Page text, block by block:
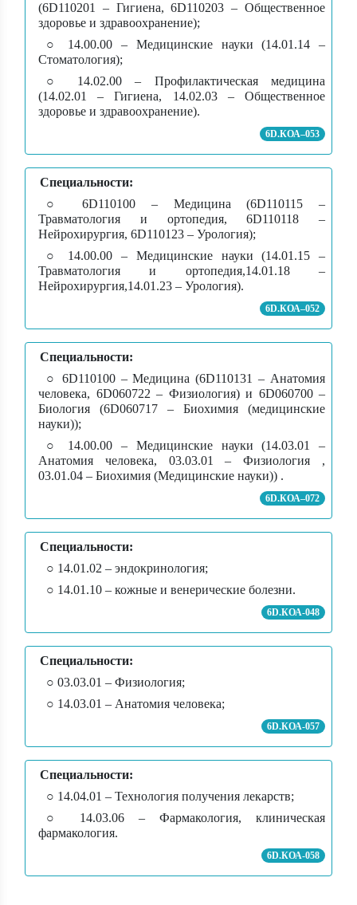
(6D110201 – Гигиена, 6D110203 – Общественное
здоровье и здравоохранение);
○ 14.00.00 – Медицинские науки (14.01.14 –
Стоматология);
○ 14.02.00 – Профилактическая медицина
(14.02.01 – Гигиена, 14.02.03 – Общественное
здоровье и здравоохранение).
6D.КОА–053
Специальности:
○ 6D110100 – Медицина (6D110115 –
Травматология и ортопедия, 6D110118 –
Нейрохирургия, 6D110123 – Урология);
○ 14.00.00 – Медицинские науки (14.01.15 –
Травматология и ортопедия,14.01.18 –
Нейрохирургия,14.01.23 – Урология).
6D.КОА–052
Специальности:
○ 6D110100 – Медицина (6D110131 – Анатомия
человека, 6D060722 – Физиология) и 6D060700 –
Биология (6D060717 – Биохимия (медицинские
науки));
○ 14.00.00 – Медицинские науки (14.03.01 –
Анатомия человека, 03.03.01 – Физиология ,
03.01.04 – Биохимия (Медицинские науки)) .
6D.КОА–072
Специальности:
○ 14.01.02 – эндокринология;
○ 14.01.10 – кожные и венерические болезни.
6D.КОА-048
Специальности:
○ 03.03.01 – Физиология;
○ 14.03.01 – Анатомия человека;
6D.КОА-057
Специальности:
○ 14.04.01 – Технология получения лекарств;
○ 14.03.06 – Фармакология, клиническая
фармакология.
6D.КОА-058